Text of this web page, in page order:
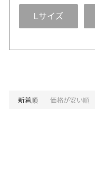
Lサイズ
新着順 価格が安い順